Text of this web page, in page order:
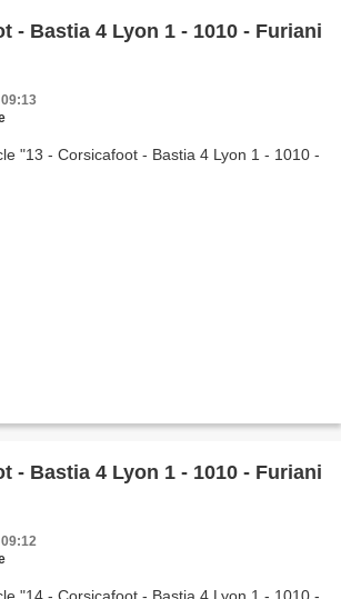
- Bastia 4 Lyon 1 - 1010 - Furiani
- Bastia 4 Lyon 1 - 1010 - Furiani